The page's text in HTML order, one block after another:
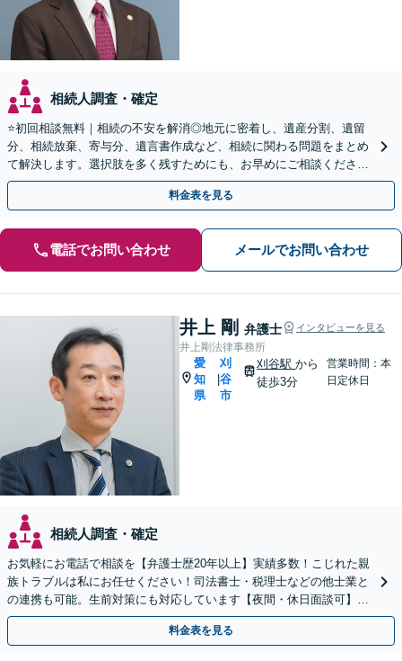
相続人調査・確定
⭐️初回相談無料｜相続の不安を解消◎地元に密着し、遺産分割、遺留
分、相続放棄、寄与分、遺言書作成など、相続に関わる問題をまとめ
て解決します。選択肢を多く残すためにも、お早めにご相談ください
【休日・夜間面談OK】【駐車場あり】
料金表を見る
電話でお問い合わせ メールでお問い合わせ
井上 剛 弁護士 インタビューを見る
井上剛法律事務所
愛
知
県
刈
谷
市
刈谷駅から
徒歩3分
営業時間：本
日定休日
相続人調査・確定
お気軽にお電話で相談を【弁護士歴20年以上】実績多数！こじれた親
族トラブルは私にお任せください！司法書士・税理士などの他士業と
の連携も可能。生前対策にも対応しています【夜間・休日面談可】
【完全個室・秘密厳守】
料金表を見る